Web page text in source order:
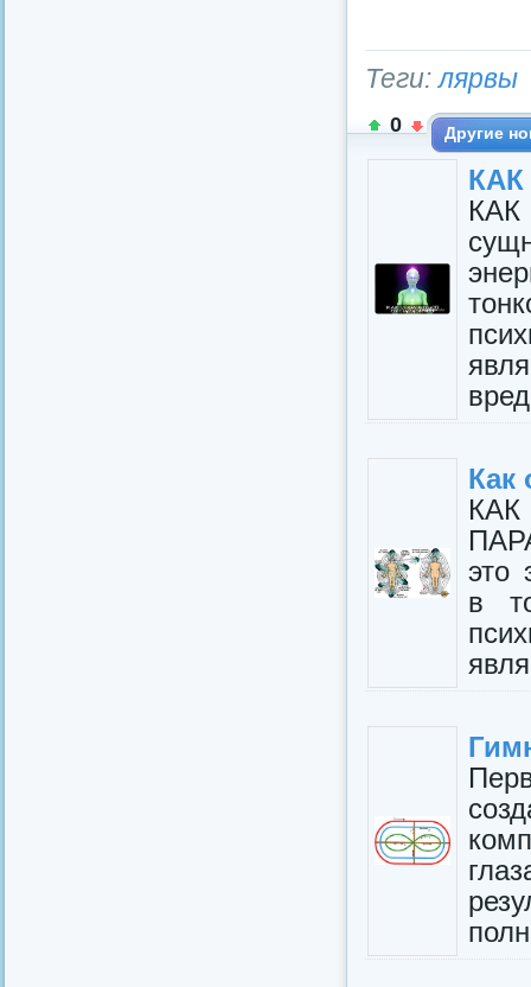
Теги:лярвы
0 Другие
Как
это
в